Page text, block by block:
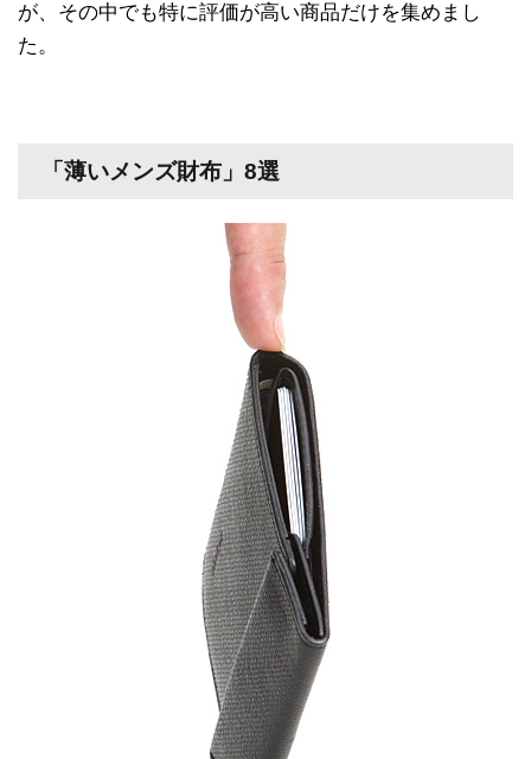
が、その中でも特に評価が高い商品だけを集めまし
た。
「薄いメンズ財布」8選